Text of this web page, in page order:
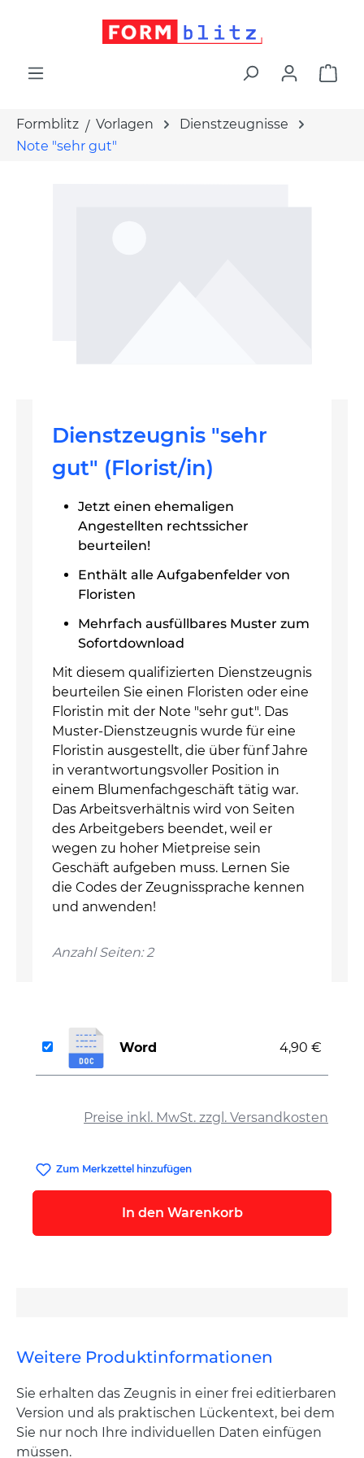
Formblitz Vorlagen
Dienstzeugnisse
Note "sehr gut"
Dienstzeugnis "sehr
gut" (Florist/in)
Jetzt einen ehemaligen
Angestellten rechtssicher
beurteilen!
Enthält alle Aufgabenfelder von
Floristen
Mehrfach ausfüllbares Muster zum
Sofortdownload
Mit diesem qualifizierten Dienstzeugnis
beurteilen Sie einen Floristen oder eine
Floristin mit der Note "sehr gut". Das
Muster-Dienstzeugnis wurde für eine
Floristin ausgestellt, die über fünf Jahre
in verantwortungsvoller Position in
einem Blumenfachgeschäft tätig war.
Das Arbeitsverhältnis wird von Seiten
des Arbeitgebers beendet, weil er
wegen zu hoher Mietpreise sein
Geschäft aufgeben muss. Lernen Sie
die Codes der Zeugnissprache kennen
und anwenden!
Anzahl Seiten: 2
Preise inkl. MwSt. zzgl. Versandkosten
Word 4,90 €
Zum Merkzettel hinzufügen
In den Warenkorb
Weitere Produktinformationen
Sie erhalten das Zeugnis in einer frei editierbaren
Version und als praktischen Lückentext, bei dem
Sie nur noch Ihre individuellen Daten einfügen
müssen.